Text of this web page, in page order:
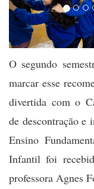
O segundo
marcar esse
divertida com o
de descontração e
Ensino
Infantil foi
professora Agnes